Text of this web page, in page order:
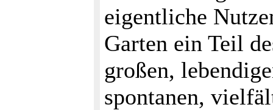
eigentliche
Garten ein Teil
großen,
spontanen,